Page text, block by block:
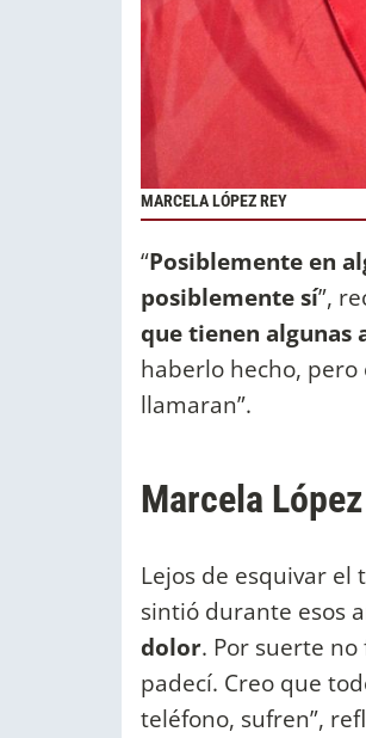
MARCELA LÓPEZ REY
“Posiblemente en
posiblemente sí”,
que tienen algunas
haberlo hecho,
llamaran”.
Marcela
Lejos de esquivar el
sintió durante esos
dolor. Por suerte
padecí. Creo que
teléfono, sufren”,